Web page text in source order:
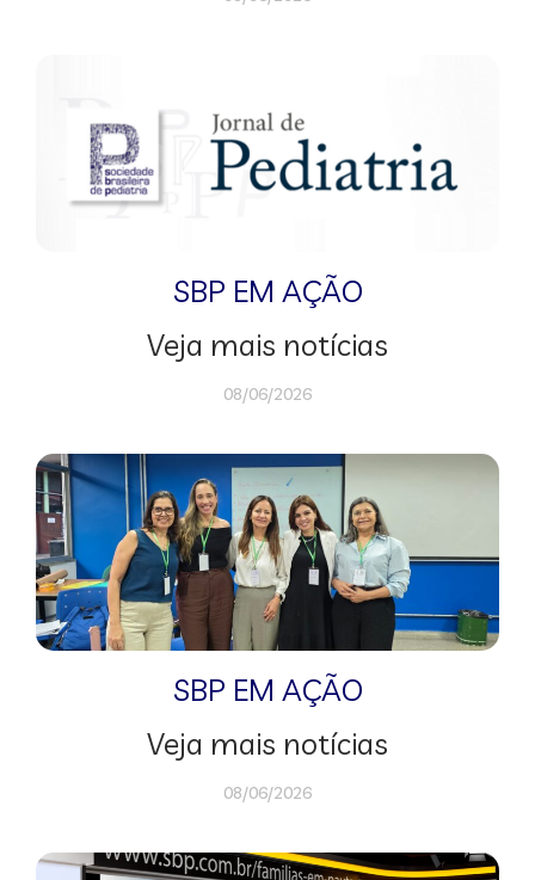
SBP EM AÇÃO
Veja mais notícias
08/06/2026
SBP EM AÇÃO
Veja mais notícias
08/06/2026